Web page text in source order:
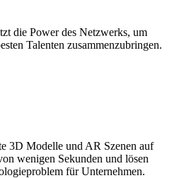
die Power des Netzwerks, um
Talenten zusammenzubringen.
3D Modelle und AR Szenen auf
wenigen Sekunden und lösen
für Unternehmen.